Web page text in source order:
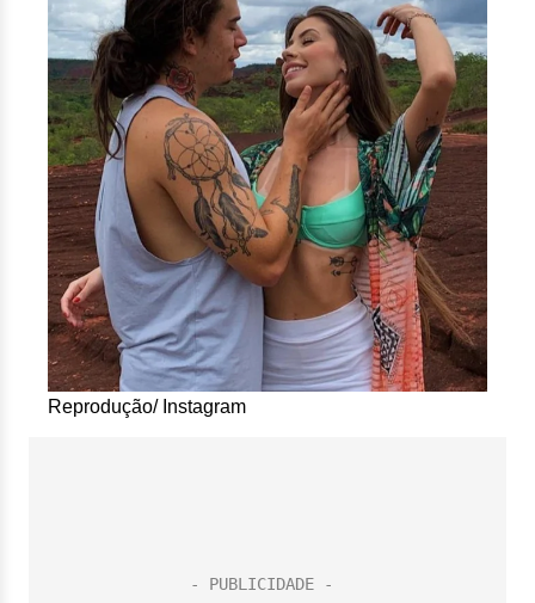
Reprodução/ Instagram